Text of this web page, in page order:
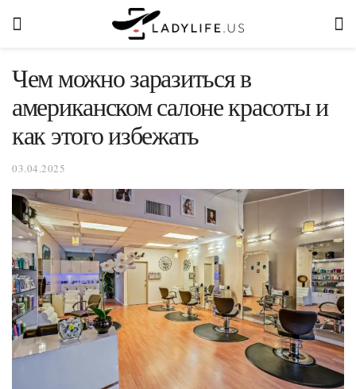
Чем можно заразиться в
американском салоне красоты и
как этого избежать
03.04.2025